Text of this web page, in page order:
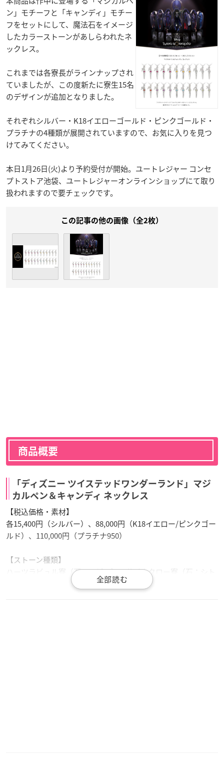
ン」モチーフと「キャンディ」モチー
フをセットにして、魔法石をイメージ
したカラーストーンがあしらわれたネ
ックレス。
これまでは各寮長がラインナップされ
ていましたが、この度新たに寮生15名
のデザインが追加となりました。
それぞれシルバー・K18イエローゴールド・ピンクゴールド・
プラチナの4種類が展開されていますので、お気に入りを見つ
けてみてください。
本日1月26日(火)より予約受付が開始。ユートレジャー コンセ
プトストア池袋、ユートレジャーオンラインショップにて取り
扱われますので要チェックです。
この記事の他の画像（全2枚）
商品概要
「ディズニー ツイステッドワンダーランド」マジ
カルペン＆キャンディ ネックレス
【税込価格・素材】
各15,400円（シルバー）、88,000円（K18イエロー/ピンクゴー
ルド）、110,000円（プラチナ950）
【ストーン種類】
ハーツラビュル寮（石：ルビー）、サバナクロー寮（石：シト
リン）、オクタヴィネル寮（石：ホワイトサファイア）、スカ